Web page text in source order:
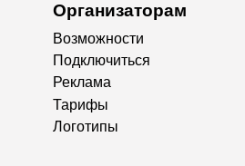
Организаторам
Возможности
Подключиться
Реклама
Тарифы
Логотипы